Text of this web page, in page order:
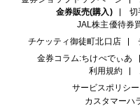
金券販売(購入)
切
JAL株主優待券
チケッティ御徒町北口店
金券コラム:ちけぺでぃあ
利用規約
サービスポリシー
カスタマーハ